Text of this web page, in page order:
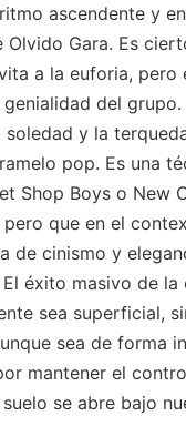
ascendente y
Gara. Es
a la euforia, pero
del
y la
pop. Es una
Shop Boys o New
que en el
de cinismo y
éxito masivo de la
sea superficial,
sea de forma
mantener el
se abre bajo